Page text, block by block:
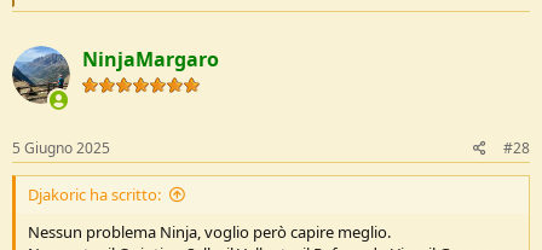
Ti direi valle d'Aosta ma non soddisfa la tua richiesta sui rifugi.
Se sei disposto a chiudere gli occhi di fronte a questi hotel di alta
montagna ti assicuri la vista di paesaggi e animali in quantità.
niente...
In rete trovi video di ogni genere, il vantaggio è che puoi iniziare e
c
t
i
o
s
:
NinjaMargaro
5 Giugno 2025 #28
Djakoric ha scritto:
Nessun problema Ninja, voglio però capire meglio.